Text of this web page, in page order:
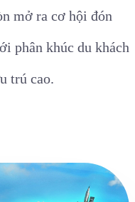
mở ra cơ hội đón
phân khúc du khách
trú cao.